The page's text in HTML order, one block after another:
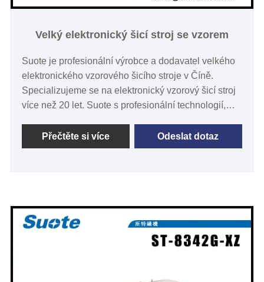
Velký elektronický šicí stroj se vzorem
Suote je profesionální výrobce a dodavatel velkého
elektronického vzorového šicího stroje v Číně.
Specializujeme se na elektronický vzorový šicí stroj
více než 20 let. Suote s profesionální technologií,
výrobními zkušenostmi po mnoho let, vyvíjí speciální
strojní zařízení. Níže jsou uvedeny podrobné
Přečtěte si více Odeslat dotaz